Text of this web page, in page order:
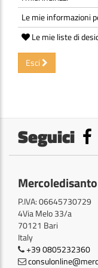
Le mie informazioni
Le mie liste di
Esci
Seguici
P.IVA: 06645730729
4Via Melo 33/a
70121 Bari
Italy
+39 0805232360